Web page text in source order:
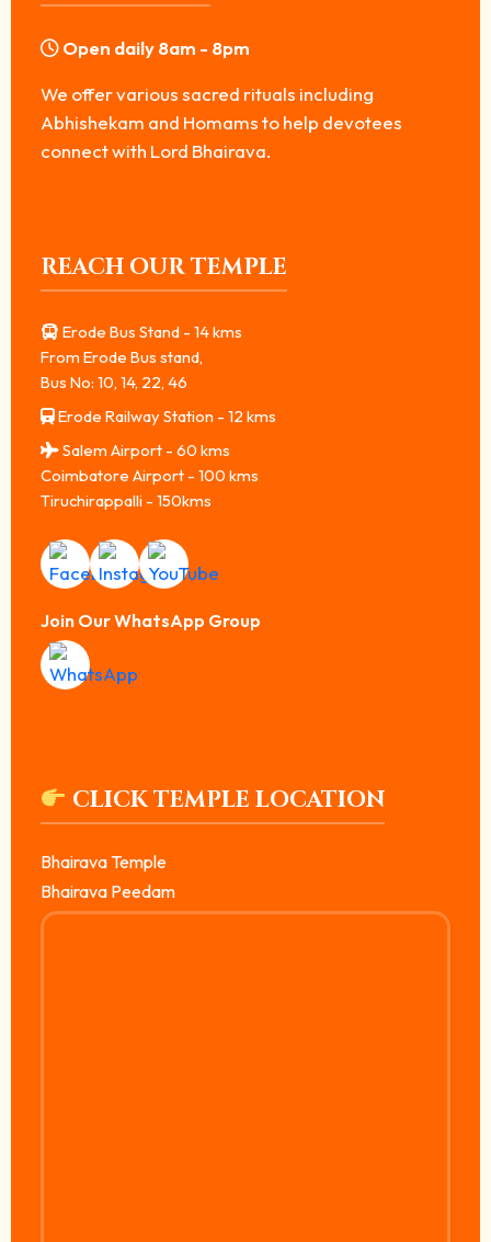
Open daily 8am - 8pm
We offer various sacred rituals including
Abhishekam and Homams to help devotees
connect with Lord Bhairava.
REACH OUR TEMPLE
Erode Bus Stand - 14 kms
From Erode Bus stand,
Bus No: 10, 14, 22, 46
Erode Railway Station - 12 kms
Salem Airport - 60 kms
Coimbatore Airport - 100 kms
Tiruchirappalli - 150kms
Join Our WhatsApp Group
CLICK TEMPLE LOCATION
Bhairava Temple
Bhairava Peedam